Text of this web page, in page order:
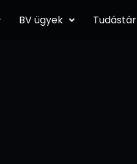
BV ügyek Tudástár